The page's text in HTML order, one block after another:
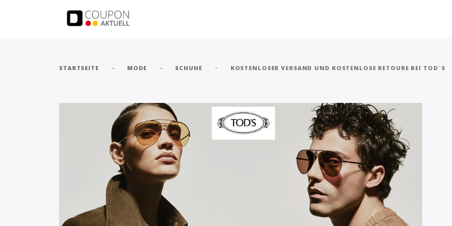
STARTSEITE - MODE - SCHUHE - KOSTENLOSER VERSAND UND KOSTENLOSE RETOURE BEI TOD´S